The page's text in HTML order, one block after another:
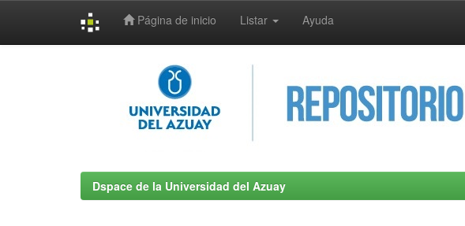
Página de inicio Listar Ayuda
Dspace de la Universidad del Azuay